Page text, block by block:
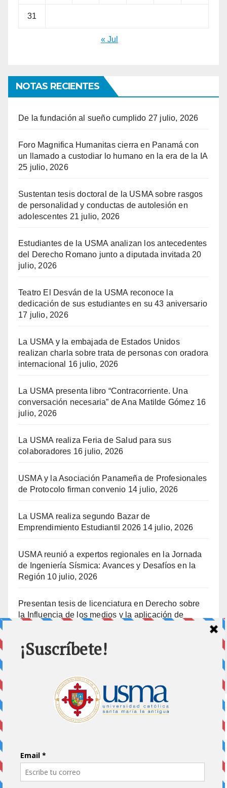
31
« Jul
NOTAS RECIENTES
De la fundación al sueño cumplido 27 julio, 2026
Foro Magnifica Humanitas cierra en Panamá con
un llamado a custodiar lo humano en la era de la IA
25 julio, 2026
Sustentan tesis doctoral de la USMA sobre rasgos
de personalidad y conductas de autolesión en
adolescentes 21 julio, 2026
Estudiantes de la USMA analizan los antecedentes
del Derecho Romano junto a diputada invitada 20
julio, 2026
Teatro El Desván de la USMA reconoce la
dedicación de sus estudiantes en su 43 aniversario
17 julio, 2026
La USMA y la embajada de Estados Unidos
realizan charla sobre trata de personas con oradora
internacional
16 julio, 2026
La USMA presenta libro “Contracorriente. Una
conversación necesaria” de Ana Matilde Gómez 16
julio, 2026
La USMA realiza Feria de Salud para sus
colaboradores 16 julio, 2026
USMA y la Asociación Panameña de Profesionales
de Protocolo firman convenio 14 julio, 2026
La USMA realiza segundo Bazar de
Emprendimiento Estudiantil 2026 14 julio, 2026
USMA reunió a expertos regionales en la Jornada
de Ingeniería Sísmica: Avances y Desafíos en la
Región 10 julio, 2026
Presentan tesis de licenciatura en Derecho sobre
la Influencia de los medios y la aplicación de